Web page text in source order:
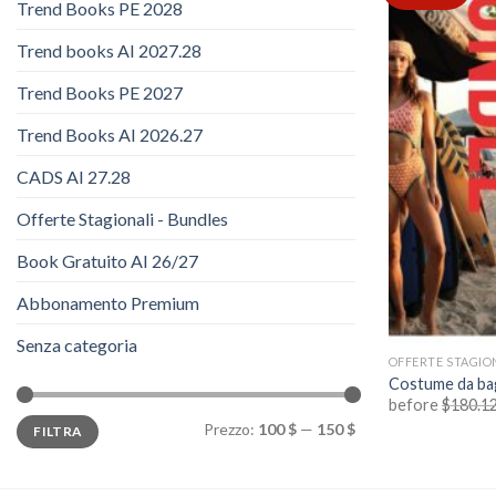
Trend Books PE 2028
Trend books AI 2027.28
Trend Books PE 2027
Trend Books AI 2026.27
CADS AI 27.28
Offerte Stagionali - Bundles
Book Gratuito AI 26/27
Abbonamento Premium
Senza categoria
Prezzo
Min
Prezzo
MaxFILTRA Prezzo: 100 $ — 150 $
OFFERTE
Costume da
before$